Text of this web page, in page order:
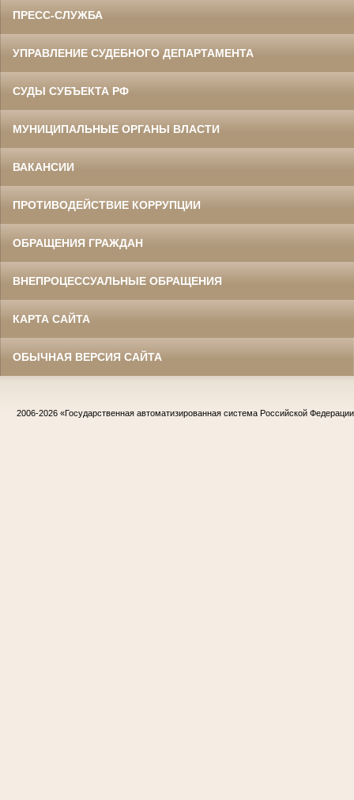
ПРЕСС-СЛУЖБА
УПРАВЛЕНИЕ СУДЕБНОГО ДЕПАРТАМЕНТА
СУДЫ СУБЪЕКТА РФ
МУНИЦИПАЛЬНЫЕ ОРГАНЫ ВЛАСТИ
ВАКАНСИИ
ПРОТИВОДЕЙСТВИЕ КОРРУПЦИИ
ОБРАЩЕНИЯ ГРАЖДАН
ВНЕПРОЦЕССУАЛЬНЫЕ ОБРАЩЕНИЯ
КАРТА САЙТА
ОБЫЧНАЯ ВЕРСИЯ САЙТА
2006-2026 «Государственная автоматизированная система Российской